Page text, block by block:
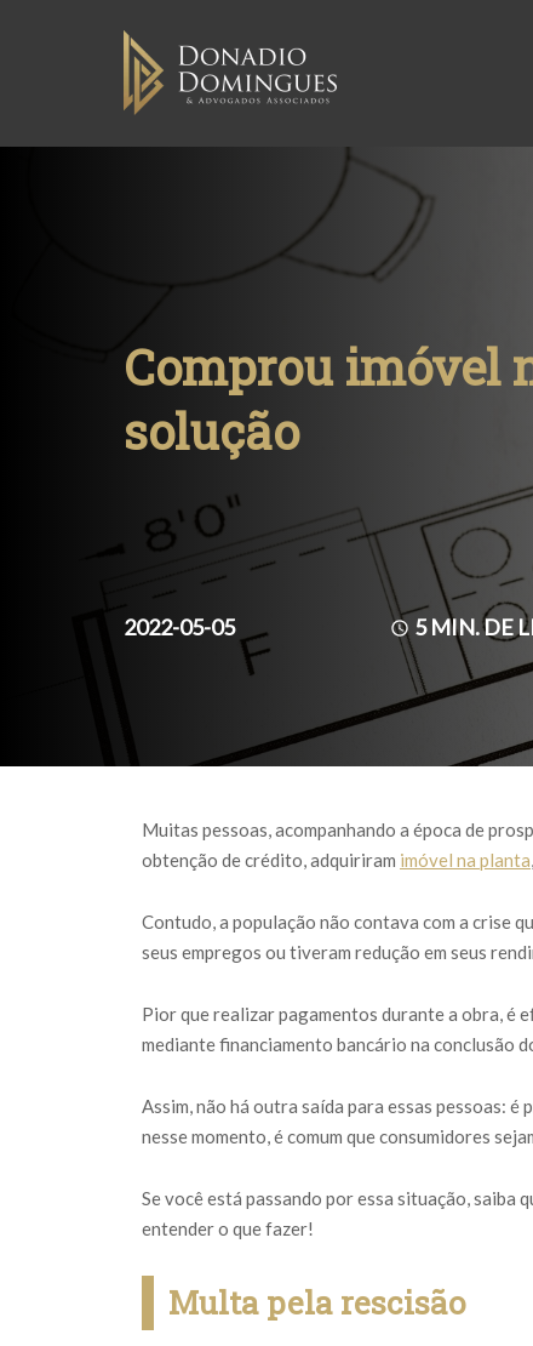
Comprou imóvel
solução
2022-05-05 5MIN. DE
Muitas pessoas, acompanhando a época de
obtenção de crédito, adquiriram imóvel na planta
Contudo, a população não contava com a crise
seus empregos ou tiveram redução em seus
Pior que realizar pagamentos durante a obra, é
mediante financiamento bancário na conclusão
Assim, não há outra saída para essas pessoas:
nesse momento, é comum que consumidores
Se você está passando por essa situação, saiba
entender o que fazer!
Multa pela rescisão